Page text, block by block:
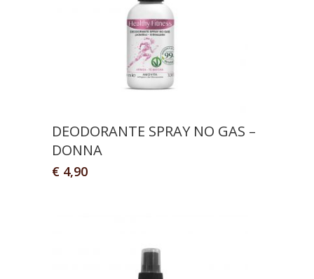
DEODORANTE SPRAY NO GAS –
DONNA
€ 4,90